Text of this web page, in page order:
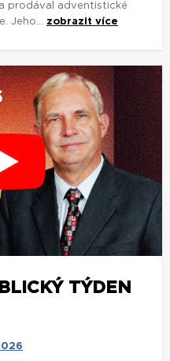
prodával adventistické
Jeho... zobrazit více
TÝDEN